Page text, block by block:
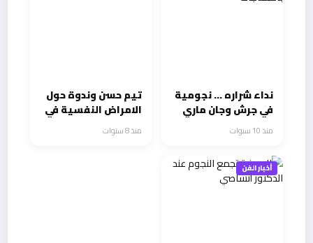
نداء شراره … نجومية
في جرش وجان ماري
رياشي يعد بالمفاجآتمنذ 10 سنوات
تيم حسن وندوة حول
الامراض النفسية في
بيروتمنذ 8 سنوات
أخبار الفن